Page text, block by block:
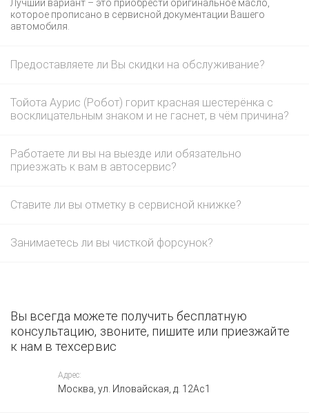
Лучший вариант – это приобрести оригинальное масло,
которое прописано в сервисной документации Вашего
автомобиля.
Предоставляете ли Вы скидки на обслуживание?
Тойота Аурис (Робот) горит красная шестерёнка с
восклицательным знаком и не гаснет, в чём причина?
Работаете ли вы на выезде или обязательно
приезжать к вам в автосервис?
Ставите ли вы отметку в сервисной книжке?
Занимаетесь ли вы чисткой форсунок?
Вы всегда можете получить бесплатную
консультацию, звоните, пишите или приезжайте
к нам в техсервис
Адрес:
Москва, ул. Иловайская, д. 12Ас1